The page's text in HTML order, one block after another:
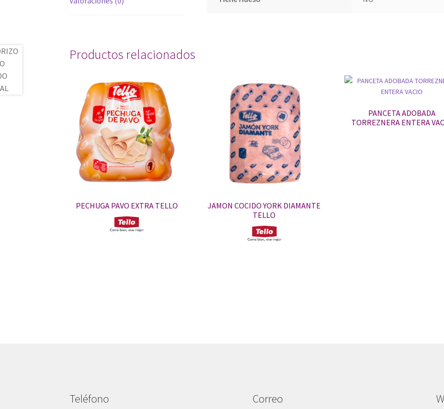
Productos relacionados
PECHUGA PAVO EXTRA TELLO
JAMON COCIDO YORK DIAMANTE
TELLO
PANCETA ADOBADA
TORREZNERA ENTERA
Teléfono Correo